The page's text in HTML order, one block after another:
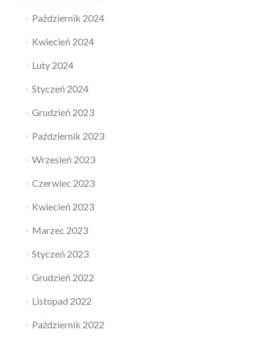
Październik 2024
Kwiecień 2024
Luty 2024
Styczeń 2024
Grudzień 2023
Październik 2023
Wrzesień 2023
Czerwiec 2023
Kwiecień 2023
Marzec 2023
Styczeń 2023
Grudzień 2022
Listopad 2022
Październik 2022